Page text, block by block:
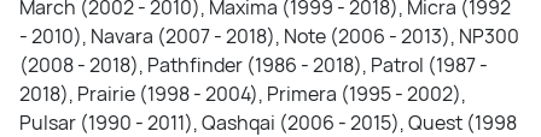
March (2002 - 2010), Maxima (1999 - 2018), Micra (1992
- 2010), Navara (2007 - 2018), Note (2006 - 2013), NP300
(2008 - 2018), Pathfinder (1986 - 2018), Patrol (1987 -
2018), Prairie (1998 - 2004), Primera (1995 - 2002),
Pulsar (1990 - 2011), Qashqai (2006 - 2015), Quest (1998